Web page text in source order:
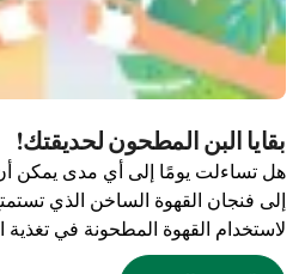
بقايا البن المطحون لحديقتك!
هل تساءلت يومًا إلى أي مدى يمكن
إلى فنجان القهوة الساخن الذي
لاستخدام القهوة المطحونة في تغذية